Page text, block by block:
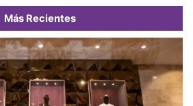
Más Recientes